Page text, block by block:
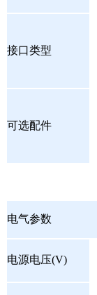
接口类型
可选配件
电气参数
电源电压(V)